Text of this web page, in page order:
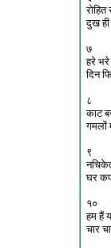
दुख
७
हरे
दिन
८
काट
गमलों
९
घर
१०
हम हैं
चार